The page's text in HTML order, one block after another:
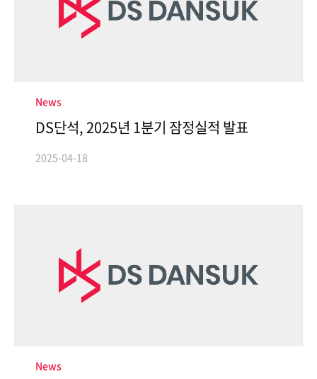
ESG Management
Governance
Report
News
DS단석, 2025년 1분기 잠정실적 발표
2025-04-18
News